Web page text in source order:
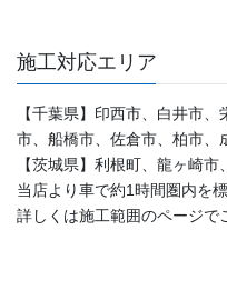
施工対応エリア
【千葉県】印西市、白井市
市、船橋市、佐倉市、柏市、
【茨城県】利根町、龍ヶ崎
当店より車で約1時間圏内を
詳しくは施工範囲のページで